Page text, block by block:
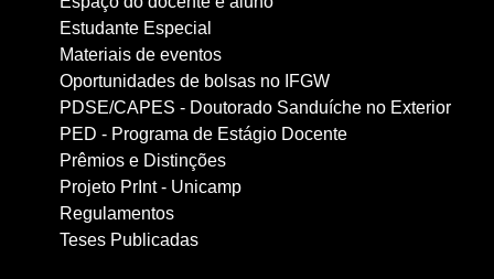
Estudante Especial
Materiais de eventos
Oportunidades de bolsas no IFGW
PDSE/CAPES - Doutorado Sanduíche no Exterior
PED - Programa de Estágio Docente
Prêmios e Distinções
Projeto PrInt - Unicamp
Regulamentos
Teses Publicadas